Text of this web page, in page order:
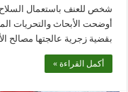
شخص للعنف باستعمال السلاح
أوضحت الأبحاث والتحريات
بقضية زجرية عالجتها مصالح
أكمل القراءة »